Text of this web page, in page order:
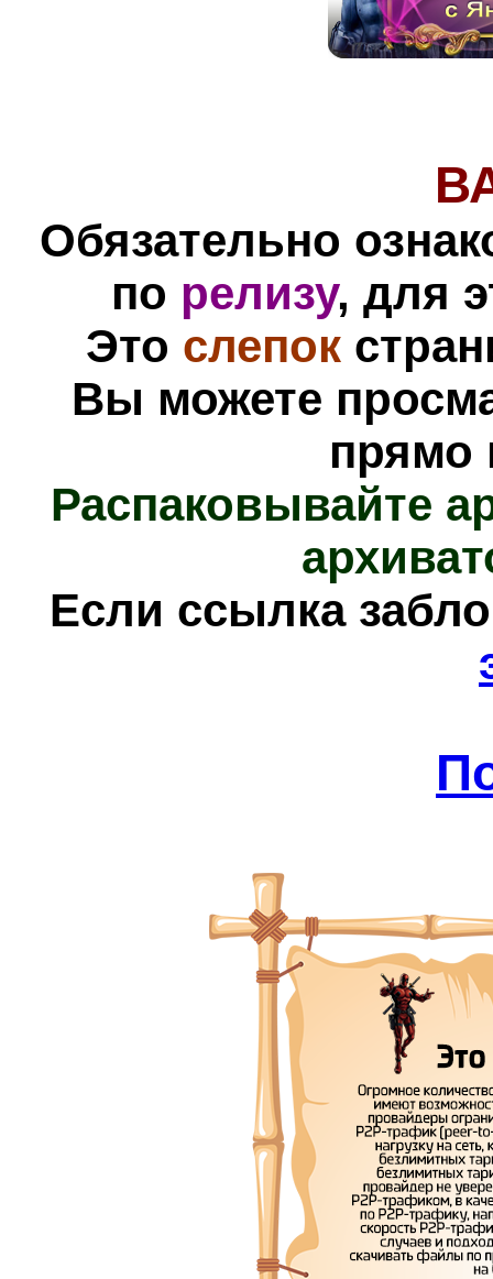
Обязательно
по релизу, для
Это слепок
Вы можете
прямо
Распаковывайте
Если ссылка